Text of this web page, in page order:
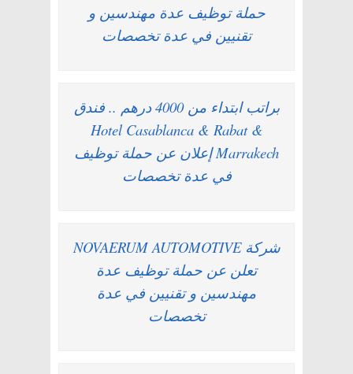
حملة توظيف عدة مهندسين و
تقنيين في عدة تخصصات
براتب ابتداء من 4000 درهم .. فندق
Hotel Casablanca & Rabat &
Marrakech إعلان عن حملة توظيف
في عدة تخصصات
شركة NOVAERUM AUTOMOTIVE
تعلن عن حملة توظيف عدة
مهندسين و تقنيين في عدة
تخصصات